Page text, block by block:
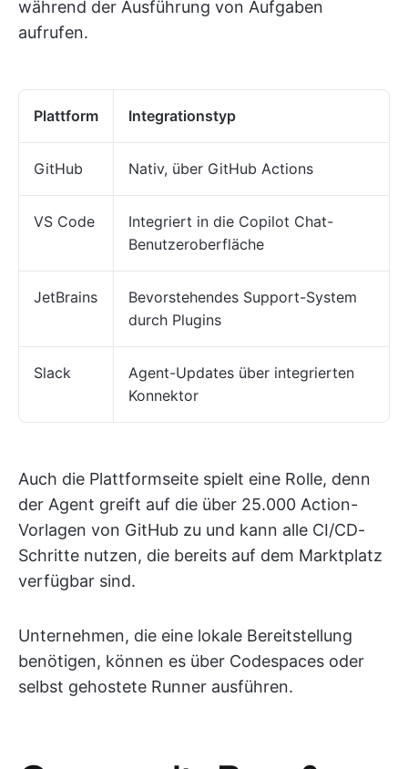
während der Ausführung von Aufgaben
aufrufen.
Plattform Integrationstyp
GitHub Nativ, über GitHub Actions
VS Code
Integriert in die Copilot Chat-
Benutzeroberfläche
JetBrains
Bevorstehendes Support-System
durch Plugins
Slack
Agent-Updates über integrierten
Konnektor
Auch die Plattformseite spielt eine Rolle, denn
der Agent greift auf die über 25.000 Action-
Vorlagen von GitHub zu und kann alle CI/CD-
Schritte nutzen, die bereits auf dem Marktplatz
verfügbar sind.
Unternehmen, die eine lokale Bereitstellung
benötigen, können es über Codespaces oder
selbst gehostete Runner ausführen.